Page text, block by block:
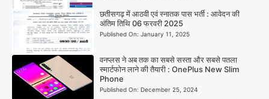
छतीसगढ़ में आठवी एवं स्नातक पास भर्ती : आवेदन की
अंतिम तिथि 06 फरवरी 2025
Published On:January 11, 2025
वनप्लस ने अब तक का सबसे सस्ता और सबसे पतला
स्मार्टफोन लाने की तैयारी : OnePlus New Slim
Phone
Published On:December 25, 2024